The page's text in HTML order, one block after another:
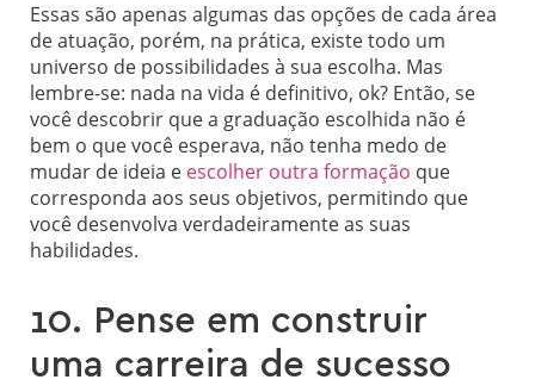
Essas são apenas algumas das opções de cada área
de atuação, porém, na prática, existe todo um
universo de possibilidades à sua escolha. Mas
lembre-se: nada na vida é definitivo, ok? Então, se
você descobrir que a graduação escolhida não é
bem o que você esperava, não tenha medo de
mudar de ideia e escolher outra formação que
corresponda aos seus objetivos, permitindo que
você desenvolva verdadeiramente as suas
habilidades.
10. Pense em construir
uma carreira de sucesso